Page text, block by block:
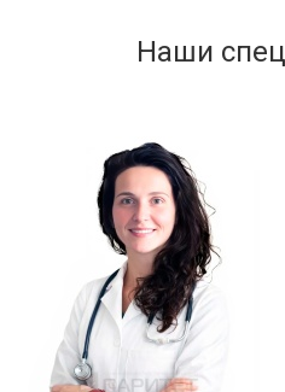
Наши